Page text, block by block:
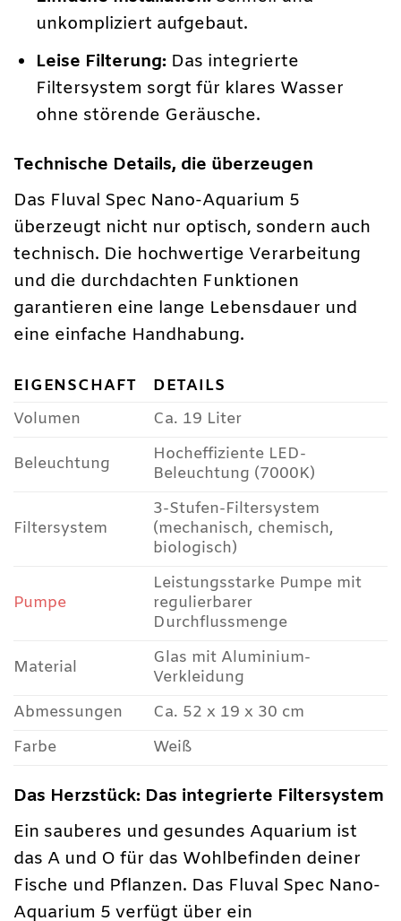
unkompliziert aufgebaut.
Leise Filterung: Das integrierte
Filtersystem sorgt für klares Wasser
ohne störende Geräusche.
Technische Details, die überzeugen
Das Fluval Spec Nano-Aquarium 5
überzeugt nicht nur optisch, sondern auch
technisch. Die hochwertige Verarbeitung
und die durchdachten Funktionen
garantieren eine lange Lebensdauer und
eine einfache Handhabung.
EIGENSCHAFT
DETAILS
Volumen
Ca. 19 Liter
Beleuchtung
Hocheffiziente LED-
Beleuchtung (7000K)
Filtersystem
3-Stufen-Filtersystem
(mechanisch, chemisch,
biologisch)
Pumpe
Leistungsstarke Pumpe mit
regulierbarer
Durchflussmenge
Material
Glas mit Aluminium-
Verkleidung
Abmessungen
Ca. 52 x 19 x 30 cm
Farbe
Weiß
Das Herzstück: Das integrierte Filtersystem
Ein sauberes und gesundes Aquarium ist
das A und O für das Wohlbefinden deiner
Fische und Pflanzen. Das Fluval Spec Nano-
Aquarium 5 verfügt über ein